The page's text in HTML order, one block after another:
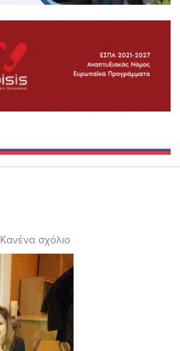
Κανένα σχόλιο